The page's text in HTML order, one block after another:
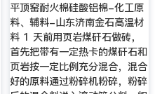
平顶窑耐火棉硅酸铝棉-化工原
料、辅料-山东济南金石高温材
料 1 天前用页岩煤矸石做砖，
首先把带有一定热卡的煤矸石和
页岩按一定比例充分混合，混合
好的原料通过粉碎机粉碎，粉碎